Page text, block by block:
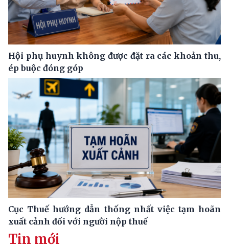
Hội phụ huynh không được đặt ra các khoản thu,
ép buộc đóng góp
Cục Thuế hướng dẫn thống nhất việc tạm hoãn
xuất cảnh đối với người nộp thuế
Tin mới